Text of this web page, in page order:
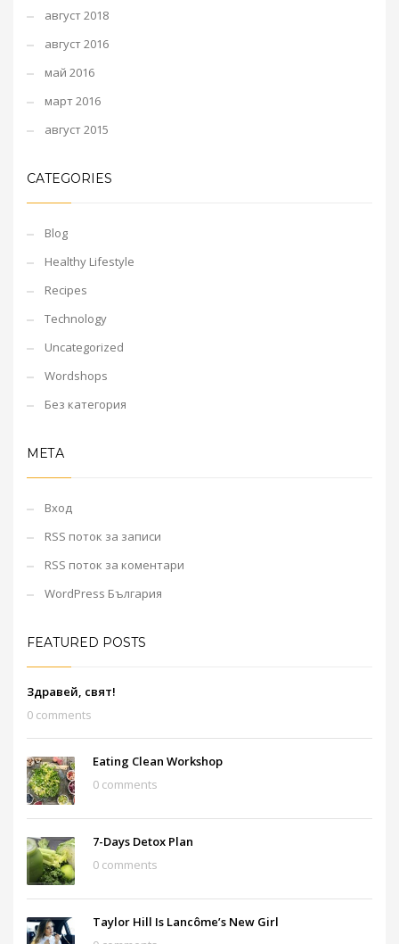
август 2018
август 2016
май 2016
март 2016
август 2015
CATEGORIES
Blog
Healthy Lifestyle
Recipes
Technology
Uncategorized
Wordshops
Без категория
МЕТА
Вход
RSS поток за записи
RSS поток за коментари
WordPress България
FEATURED POSTS
Здравей, свят!
0 comments
Eating Clean Workshop
0 comments
7-Days Detox Plan
0 comments
Taylor Hill Is Lancôme’s New Girl